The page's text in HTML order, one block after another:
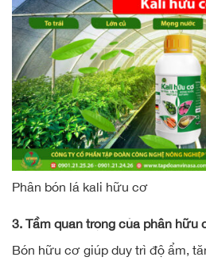
Phân bón lá kali hữu cơ
3. Tầm quan trọng của phân hữu
Bón hữu cơ giúp duy trì độ ẩm,